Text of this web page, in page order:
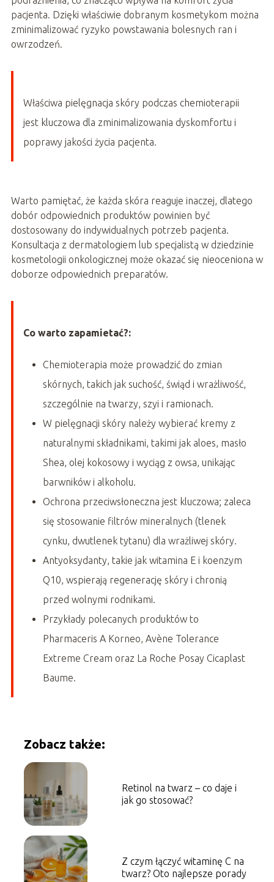
pacjenta. Dzięki właściwie dobranym kosmetykom można
zminimalizować ryzyko powstawania bolesnych ran i
owrzodzeń.
Właściwa pielęgnacja skóry podczas chemioterapii
jest kluczowa dla zminimalizowania dyskomfortu i
poprawy jakości życia pacjenta.
Warto pamiętać, że każda skóra reaguje inaczej, dlatego
dobór odpowiednich produktów powinien być
dostosowany do indywidualnych potrzeb pacjenta.
Konsultacja z dermatologiem lub specjalistą w dziedzinie
kosmetologii onkologicznej może okazać się nieoceniona w
doborze odpowiednich preparatów.
Co warto zapamietać?:
Chemioterapia może prowadzić do zmian
skórnych, takich jak suchość, świąd i wrażliwość,
szczególnie na twarzy, szyi i ramionach.
W pielęgnacji skóry należy wybierać kremy z
naturalnymi składnikami, takimi jak aloes, masło
Shea, olej kokosowy i wyciąg z owsa, unikając
barwników i alkoholu.
Ochrona przeciwsłoneczna jest kluczowa; zaleca
się stosowanie filtrów mineralnych (tlenek
cynku, dwutlenek tytanu) dla wrażliwej skóry.
Antyoksydanty, takie jak witamina E i koenzym
Q10, wspierają regenerację skóry i chronią
przed wolnymi rodnikami.
Przykłady polecanych produktów to
Pharmaceris A Korneo, Avène Tolerance
Extreme Cream oraz La Roche Posay Cicaplast
Baume.
Zobacz także:
Retinol na twarz – co daje i
jak go stosować?
Z czym łączyć witaminę C na
twarz? Oto najlepsze porady